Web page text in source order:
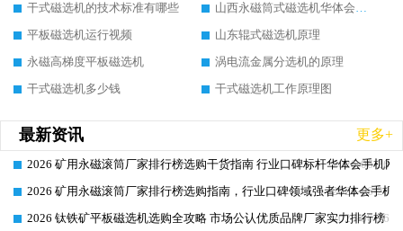
干式磁选机的技术标准有哪些
山西永磁筒式磁选机华体会手机网页版-华体会(中国)
平板磁选机运行视频
山东辊式磁选机原理
永磁高梯度平板磁选机
涡电流金属分选机的原理
干式磁选机多少钱
干式磁选机工作原理图
最新资讯 更多+
2026-06-26
2026 矿用永磁滚筒厂家排行榜选购干货指南 行业口碑标杆华体会手机网
2026-06-26
2026 矿用永磁滚筒厂家排行榜选购指南，行业口碑领域强者华体会手机
2026-06-26
2026 钛铁矿平板磁选机选购全攻略 市场公认优质品牌厂家实力排行榜